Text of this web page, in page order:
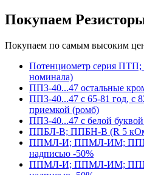
Покупаем
Покупаем по самым высоким
Потенциометр серия
номинала)
ПП3-40...47 остальные
ПП3-40...47 с 65-81 год, с
приемкой (ромб)
ПП3-40...47 с белой
ППБЛ-В; ППБН-В (R 5
ППМЛ-И; ППМЛ-ИМ;
надписью -50%
ППМЛ-И; ППМЛ-ИМ;